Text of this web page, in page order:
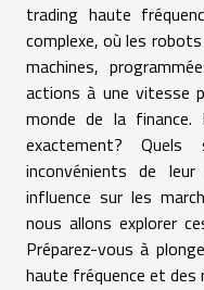
trading haute
complexe, où les
machines,
actions à une vitesse
monde de la finance.
exactement?
inconvénients de
influence sur les
nous allons explorer
Préparez-vous à
haute fréquence et